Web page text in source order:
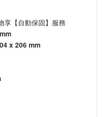
享【自動保固】服務
x 206 mm